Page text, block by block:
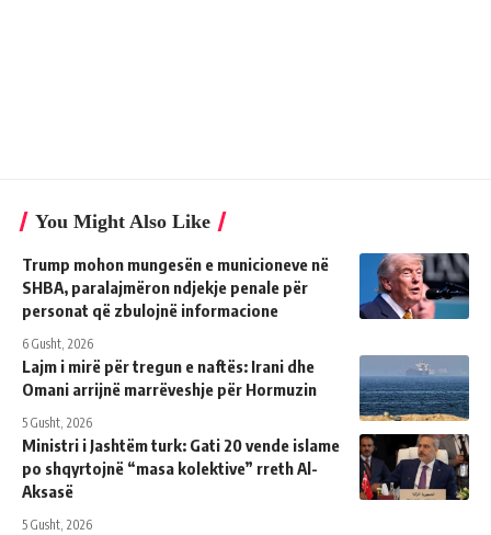
You Might Also Like
Trump mohon mungesën e municioneve në
SHBA, paralajmëron ndjekje penale për
personat që zbulojnë informacione
6 Gusht, 2026
Lajm i mirë për tregun e naftës: Irani dhe
Omani arrijnë marrëveshje për Hormuzin
5 Gusht, 2026
Ministri i Jashtëm turk: ​​Gati 20 vende islame
po shqyrtojnë “masa kolektive” rreth Al-
Aksasë
5 Gusht, 2026